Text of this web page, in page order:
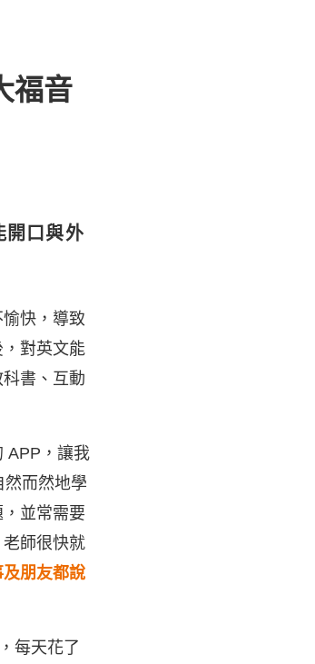
福音
開口與外
快，導致
對英文能
書、互動
APP，讓我
而然地學
並常需要
師很快就
朋友都說
每天花了